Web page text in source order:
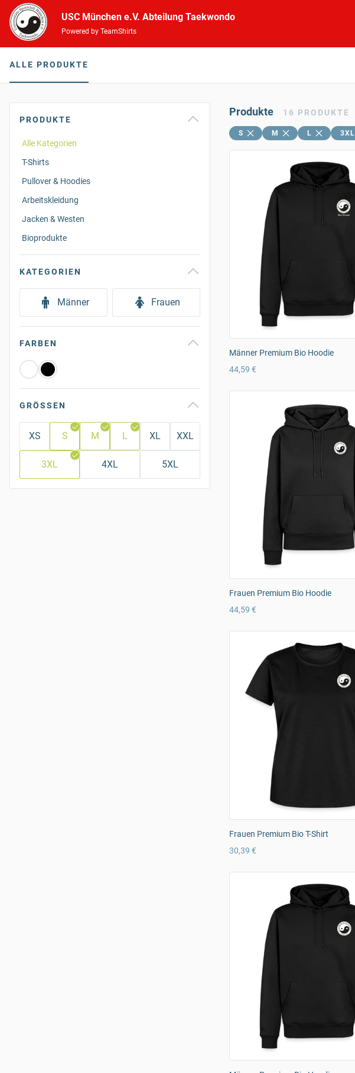
USC München e.V. Abteilung Taekwondo
Powered by TeamShirts
ALLE PRODUKTE
PRODUKTE
Alle Kategorien
T-Shirts
Pullover & Hoodies
Arbeitskleidung
Jacken & Westen
Bioprodukte
KATEGORIEN
Männer Frauen
FARBEN
GRÖSSEN
XS S M L XL XXL
3XL 4XL 5XL
Produkte 16 PRODUKTE
S M L 3XL
Männer Premium Bio Hoodie
44,59 €
Frauen Premium Bio Hoodie
44,59 €
Frauen Premium Bio T-Shirt
30,39 €